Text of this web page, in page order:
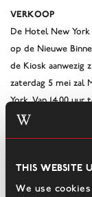
This website
We use
Verkoop
De Hotel New
op de Nieuwe
de Kiosk aanwezig
zaterdag 5 mei zal
York. Van 14.00
New York
Niet alleen de